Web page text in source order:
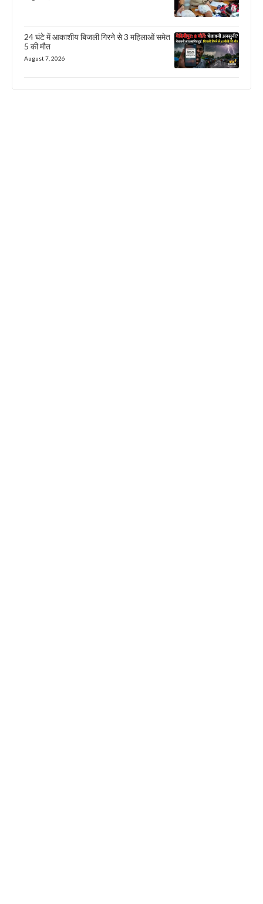
24 घंटे में आकाशीय बिजली गिरने से 3 महिलाओं समेत
5 की मौत
August 7, 2026